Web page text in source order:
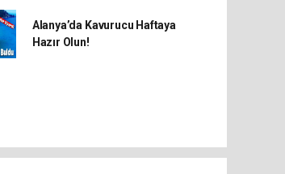
Alanya’da Kavurucu Haftaya
Hazır Olun!